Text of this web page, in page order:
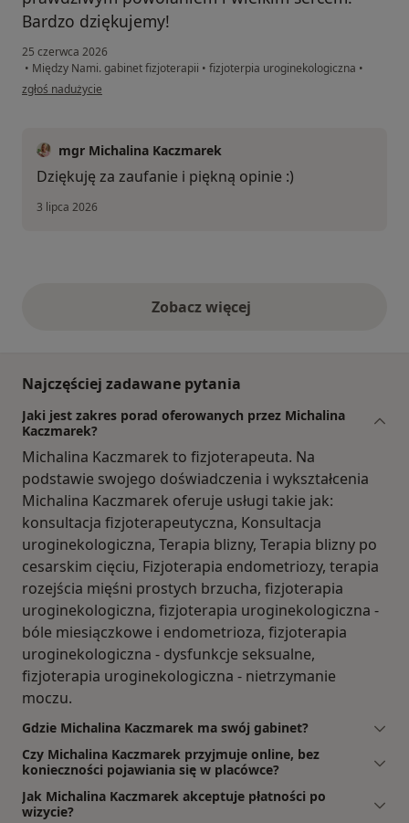
Bardzo dziękujemy!
25 czerwca 2026
• Między Nami. gabinet fizjoterapii • fizjoterpia uroginekologiczna •
w opinii użytkownika Aniela
zgłoś nadużycie
mgr Michalina Kaczmarek
Dziękuję za zaufanie i piękną opinie :)
3 lipca 2026
Zobacz więcejopinie powyżej
Najczęściej zadawane pytania
Jaki jest zakres porad oferowanych przez Michalina
Kaczmarek?
Michalina Kaczmarek to fizjoterapeuta. Na
podstawie swojego doświadczenia i wykształcenia
Michalina Kaczmarek oferuje usługi takie jak:
konsultacja fizjoterapeutyczna, Konsultacja
uroginekologiczna, Terapia blizny, Terapia blizny po
cesarskim cięciu, Fizjoterapia endometriozy, terapia
rozejścia mięśni prostych brzucha, fizjoterapia
uroginekologiczna, fizjoterapia uroginekologiczna -
bóle miesiączkowe i endometrioza, fizjoterapia
uroginekologiczna - dysfunkcje seksualne,
fizjoterapia uroginekologiczna - nietrzymanie
moczu.
Gdzie Michalina Kaczmarek ma swój gabinet?
Czy Michalina Kaczmarek przyjmuje online, bez
konieczności pojawiania się w placówce?
Jak Michalina Kaczmarek akceptuje płatności po
wizycie?